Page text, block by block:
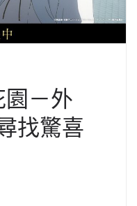
園－外
找驚喜